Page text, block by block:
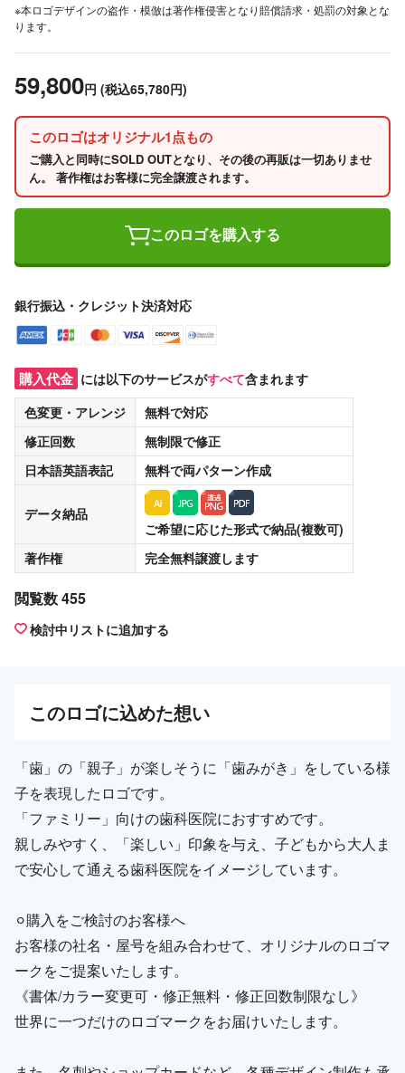
※本ロゴデザインの盗作・模倣は著作権侵害となり賠償請求・処罰の対象とな
ります。
59,800円 (税込65,780円)
このロゴはオリジナル1点もの
ご購入と同時にSOLD OUTとなり、その後の再販は一切ありませ
ん。 著作権はお客様に完全譲渡されます。
このロゴを購入する
銀行振込・クレジット決済対応
購入代金 には以下のサービスがすべて含まれます
色変更・アレンジ
無料で対応
修正回数
無制限で修正
日本語英語表記
無料で両パターン作成
データ納品
ご希望に応じた形式で納品(複数可)
著作権
完全無料譲渡します
閲覧数 455
検討中リストに追加する
このロゴに込めた想い
「歯」の「親子」が楽しそうに「歯みがき」をしている様
子を表現したロゴです。
「ファミリー」向けの歯科医院におすすめです。
親しみやすく、「楽しい」印象を与え、子どもから大人ま
で安心して通える歯科医院をイメージしています。
⚪︎購入をご検討のお客様へ
お客様の社名・屋号を組み合わせて、オリジナルのロゴマ
ークをご提案いたします。
《書体/カラー変更可・修正無料・修正回数制限なし》
世界に一つだけのロゴマークをお届けいたします。